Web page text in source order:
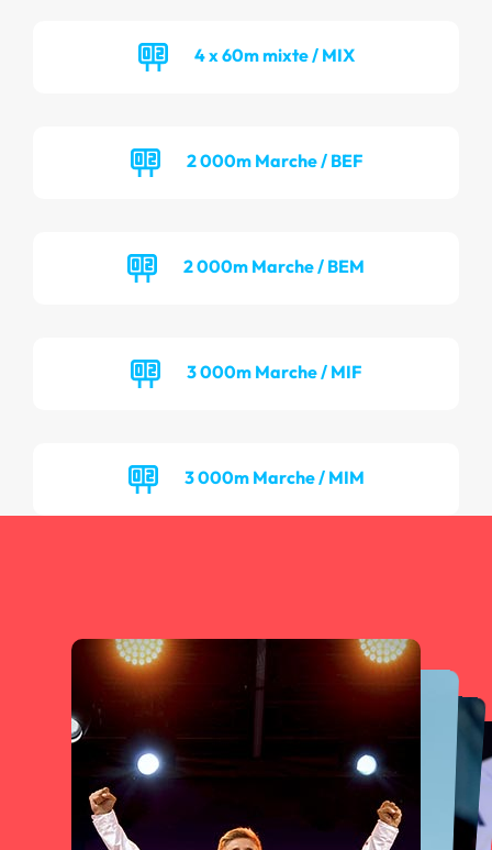
4 x 60m mixte / MIX
2 000m Marche / BEF
2 000m Marche / BEM
3 000m Marche / MIF
3 000m Marche / MIM